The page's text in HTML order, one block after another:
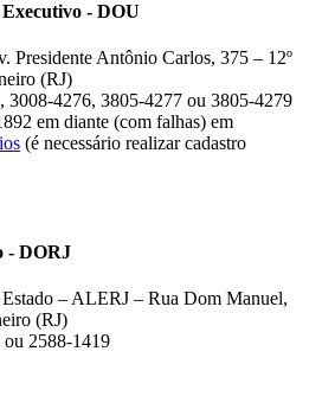
- DOU
Presidente Antônio Carlos, 375 – 12º
(RJ)
3008-4276, 3805-4277 ou 3805-4279
em diante (com falhas) em
(é necessário realizar cadastro
- DORJ
– ALERJ – Rua Dom Manuel,
(RJ)
ou 2588-1419